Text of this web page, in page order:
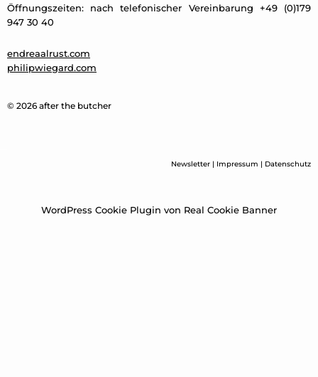
Öffnungszeiten: nach telefonischer Vereinbarung +49 (0)179
947 30 40
endreaalrust.com
philipwiegard.com
© 2026 after the butcher
Newsletter | Impressum | Datenschutz
WordPress Cookie Plugin von Real Cookie Banner